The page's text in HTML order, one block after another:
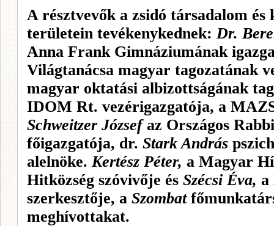
A résztvevők a zsidó társadalom és
területein tevékenykednek:Dr.
Anna Frank Gimnáziumának
Világtanácsa magyar tagozatának
magyar oktatási albizottságának
IDOM Rt. vezérigazgatója, a
Schweitzer Józsefaz Országos
főigazgatója, dr. Stark András
alelnöke.Kertész Péter, a Magyar
Hitközség szóvivője és Szécsi Éva, a
szerkesztője, a Szombat
meghívottakat.